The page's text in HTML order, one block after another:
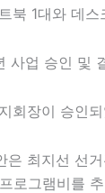
북 1대와 데
업 승인 및
회장이 승인
최지선 선
로그램비를